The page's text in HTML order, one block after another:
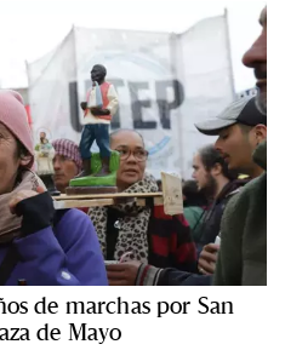
de marchas por San
de Mayo